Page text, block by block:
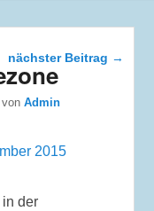
nächster Beitrag →
vonAdmin
2015
der